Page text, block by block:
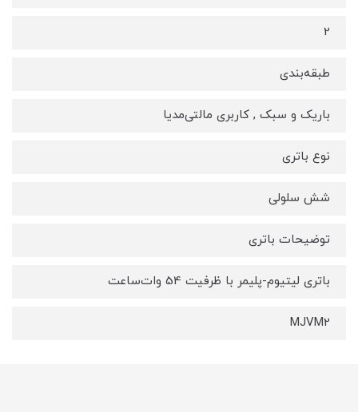
2
طبقه‌بندی
باریک و سبک , کاربری مالتی‌مدیا
نوع باتری
شش سلولی
توضیحات باتری
باتری لیتیوم-پلیمر با ظرفیت 54 وات‌ساعت
MJVM2